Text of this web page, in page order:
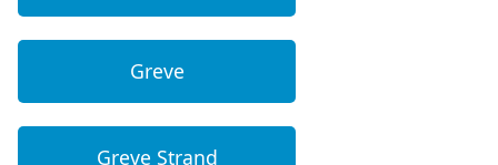
Greve
Greve Strand